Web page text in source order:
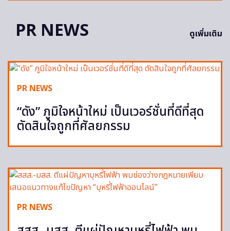
PR NEWS ดูเพิ่มเติม
PR NEWS
“ดัง” ภูมิใจหน้าใหม่ เป็นเวอร์ชั่นที่ดีที่สุด
ตัดสินใจถูกที่ศัลยกรรม
PR NEWS